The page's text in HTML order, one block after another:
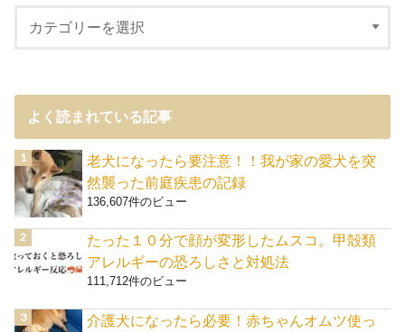
よく読まれている記事
老犬になったら要注意！！我が家の愛犬を突
然襲った前庭疾患の記録
136,607件のビュー
たった１０分で顔が変形したムスコ。甲殻類
アレルギーの恐ろしさと対処法
111,712件のビュー
介護犬になったら必要！赤ちゃんオムツ使っ